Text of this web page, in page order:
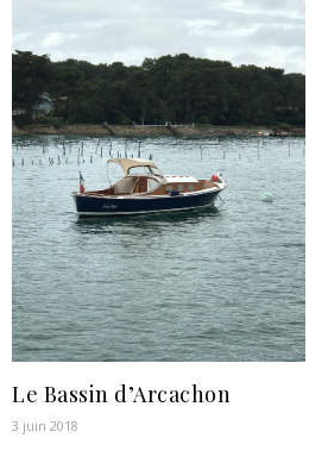
Le Bassin d’Arcachon
3 juin 2018